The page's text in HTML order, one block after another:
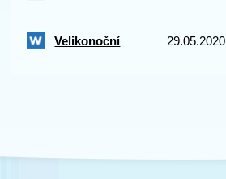
Velikonoční 29.05.2020